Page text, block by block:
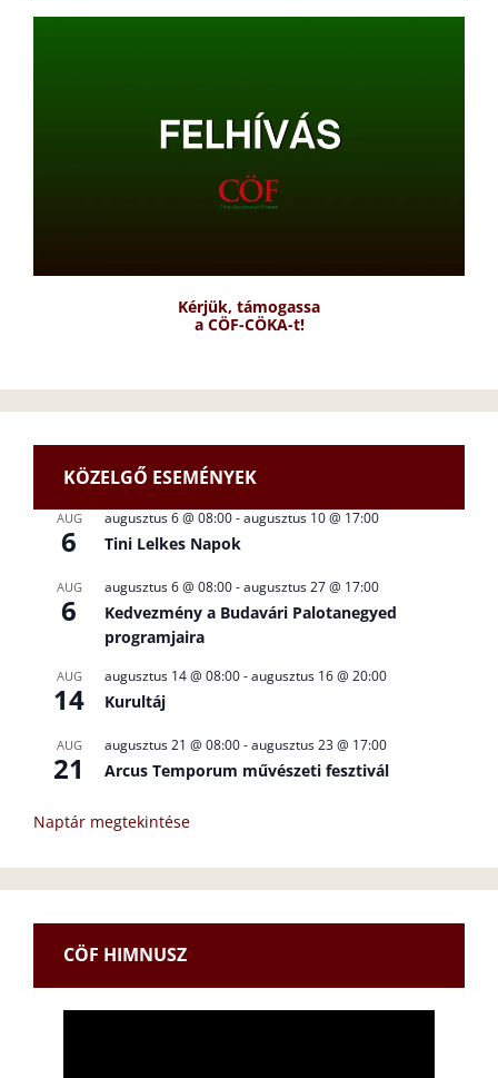
Kérjük, támogassa
a CÖF-CÖKA-t!
KÖZELGŐ ESEMÉNYEK
AUG
6
augusztus 6 @ 08:00-augusztus 10 @ 17:00
Tini Lelkes Napok
AUG
6
augusztus 6 @ 08:00-augusztus 27 @ 17:00
Kedvezmény a Budavári Palotanegyed
programjaira
AUG
14
augusztus 14 @ 08:00-augusztus 16 @ 20:00
Kurultáj
AUG
21
augusztus 21 @ 08:00-augusztus 23 @ 17:00
Arcus Temporum művészeti fesztivál
Naptár megtekintése
CÖF HIMNUSZ